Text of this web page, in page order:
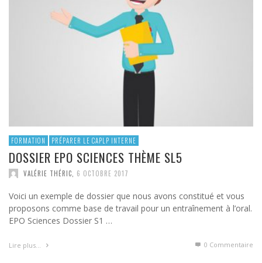
FORMATION PRÉPARER LE CAPLP INTERNE
DOSSIER EPO SCIENCES THÈME SL5
VALÉRIE THÉRIC 6 OCTOBRE 2017
Voici un exemple de dossier que nous avons constitué et vous
proposons comme base de travail pour un entraînement à l’oral.
EPO Sciences Dossier S1 …
Lire plus… 0 Commentaire